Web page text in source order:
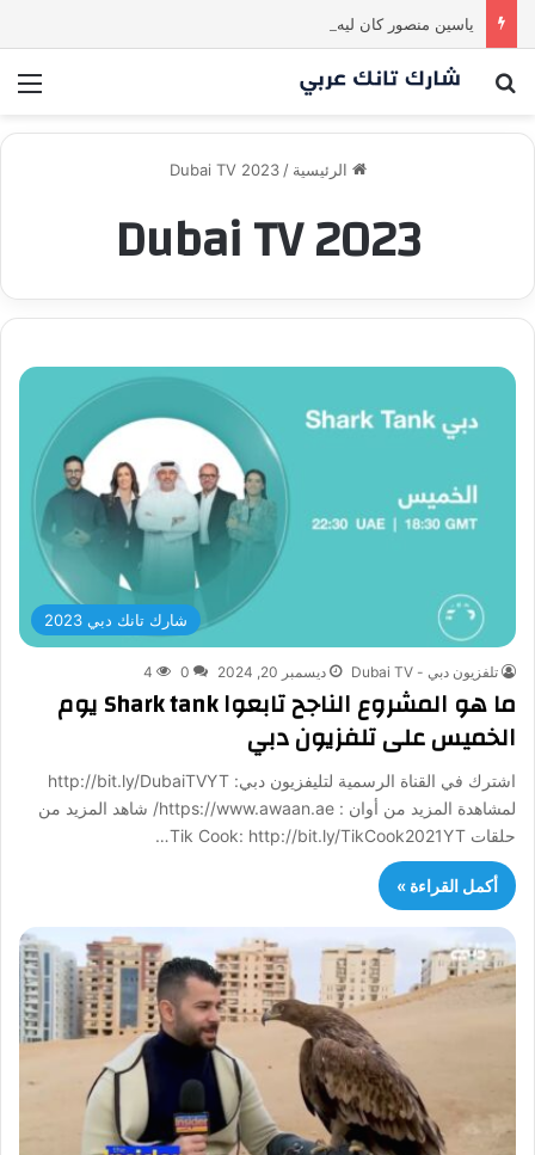
بحث عن
الرئيسية /
Dubai TV 2023
Dubai TV 2023
شارك تانك دبي 2023
تلفزيون دبي - Dubai TV ديسمبر 20, 2024 0
4
ما هو المشروع الناجح تابعوا Shark tank يوم
الخميس على تلفزيون دبي
اشترك في القناة الرسمية لتليفزيون دبي: http://bit.ly/DubaiTVYT
لمشاهدة المزيد من أوان : https://www.awaan.ae/ شاهد المزيد من
حلقات Tik Cook: http://bit.ly/TikCook2021YT…
أكمل القراءة »